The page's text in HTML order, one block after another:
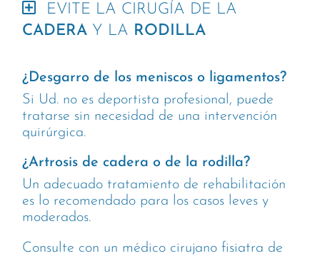
EVITE LA CIRUGÍA DE LA
CADERA Y LA RODILLA
¿Desgarro de los meniscos o ligamentos?
Si Ud. no es deportista profesional, puede
tratarse sin necesidad de una intervención
quirúrgica.
¿Artrosis de cadera o de la rodilla?
Un adecuado tratamiento de rehabilitación
es lo recomendado para los casos leves y
moderados.
Consulte con un médico cirujano fisiatra de